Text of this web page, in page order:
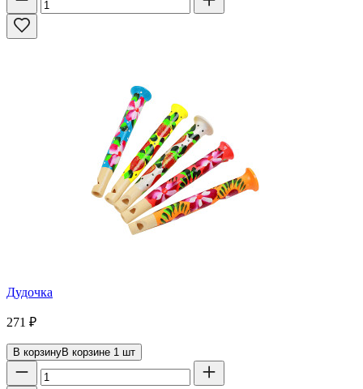
Дудочка
271 ₽
В корзинуВ корзине 1 шт